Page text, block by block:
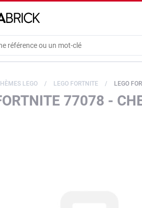
LEGO LEGO FORTNITE LEGO
77078 -